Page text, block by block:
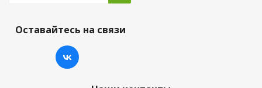
Оставайтесь на связи